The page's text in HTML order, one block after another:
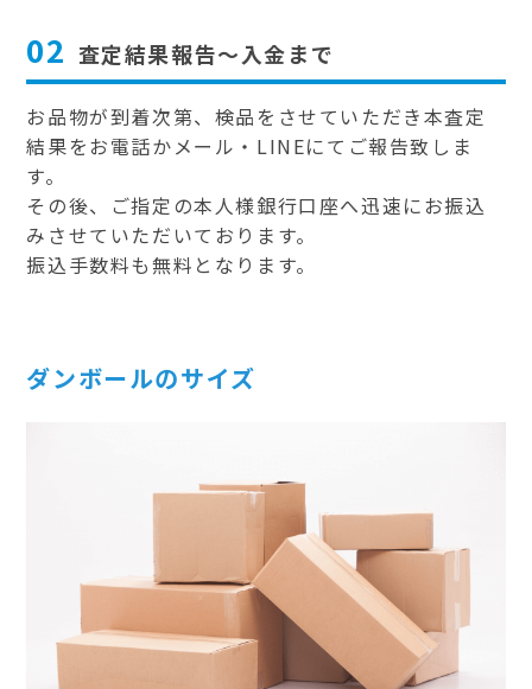
02 査定結果報告～入金まで
お品物が到着次第、検品をさせていただき本査定
結果をお電話かメール・LINEにてご報告致しま
す。
その後、ご指定の本人様銀行口座へ迅速にお振込
みさせていただいております。
振込手数料も無料となります。
ダンボールのサイズ